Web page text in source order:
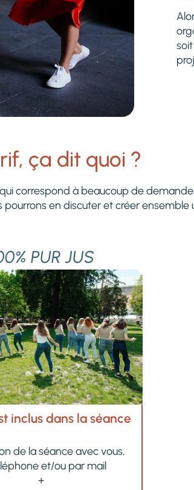
ça dit quoi ?
correspond à beaucoup de
en discuter et créer ensemble
PUR JUS
inclus dans la séance
de la séance avec vous,
et/ou par mail
+